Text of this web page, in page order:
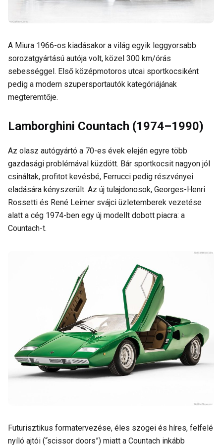
A Miura 1966-os kiadásakor a világ egyik leggyorsabb
sorozatgyártású autója volt, közel 300 km/órás
sebességgel. Első középmotoros utcai sportkocsiként
pedig a modern szupersportautók kategóriájának
megteremtője.
Lamborghini Countach (1974–1990)
Az olasz autógyártó a 70-es évek elején egyre több
gazdasági problémával küzdött. Bár sportkocsit nagyon jól
csináltak, profitot kevésbé, Ferrucci pedig részvényei
eladására kényszerült. Az új tulajdonosok, Georges-Henri
Rossetti és René Leimer svájci üzletemberek vezetése
alatt a cég 1974-ben egy új modellt dobott piacra: a
Countach-t.
Futurisztikus formatervezése, éles szögei és híres, felfelé
nyíló ajtói (“scissor doors”) miatt a Countach inkább